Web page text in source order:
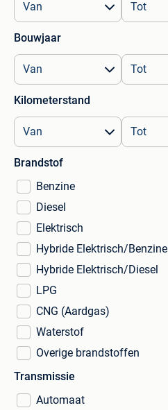
Bouwjaar
Kilometerstand
Brandstof
Benzine
Diesel
Elektrisch
Hybride Elektrisch/Benzine
Hybride Elektrisch/Diesel
LPG
CNG (Aardgas)
Waterstof
Overige brandstoffen
Transmissie
Automaat